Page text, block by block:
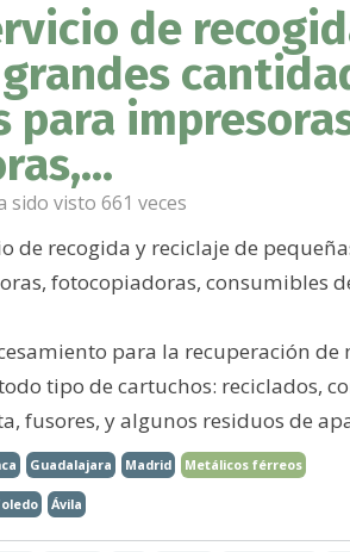
de
para
sido visto 661 veces
de recogida y reciclaje de
fotocopiadoras, consumibles
para la recuperación
tipo de cartuchos: reciclados,
fusores, y algunos residuos de
Guadalajara Madrid Metálicos férreos
Ávila